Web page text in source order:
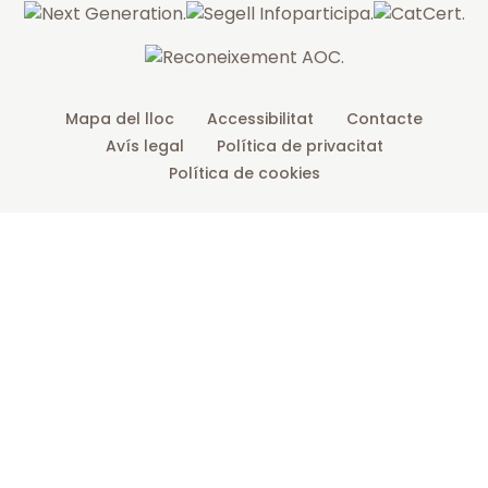
k
a
m
Mapa del lloc Accessibilitat
Contacte
Avís legal
Política de privacitat
Política de cookies